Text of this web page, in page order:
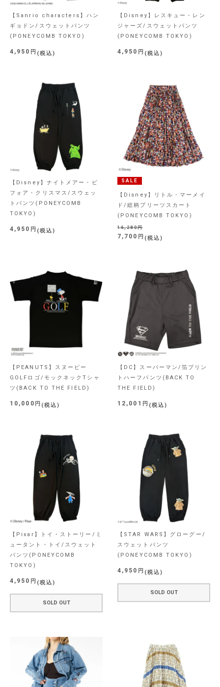
【Sanrio characters】ハン
ギョドン/スウェットパンツ
(PONEYCOMB TOKYO)
4,950 税込
【Disney】レスキュー・レン
ジャーズ/スウェットパンツ
(PONEYCOMB TOKYO)
4,950 税込
【Disney】ナイトメアー・ビ
フォア・クリスマス/スウェッ
トパンツ(PONEYCOMB
TOKYO)
4,950 税込
SALE
【Disney】リトル・マーメイ
ド/総柄プリーツスカート
(PONEYCOMB TOKYO)
16,280
7,700 税込
【PEANUTS】スヌーピー
GOLFロゴ/モックネックTシャ
ツ(BACK TO THE FIELD)
10,000 税込
【DC】スーパーマン/箔プリン
トハーフパンツ(BACK TO
THE FIELD)
12,001 税込
【Pixar】トイ・ストーリー/ミ
ュータント・トイ/スウェット
パンツ(PONEYCOMB
TOKYO)
4,950 税込
SOLD OUT
【STAR WARS】グローグー/
スウェットパンツ
(PONEYCOMB TOKYO)
4,950 税込
SOLD OUT